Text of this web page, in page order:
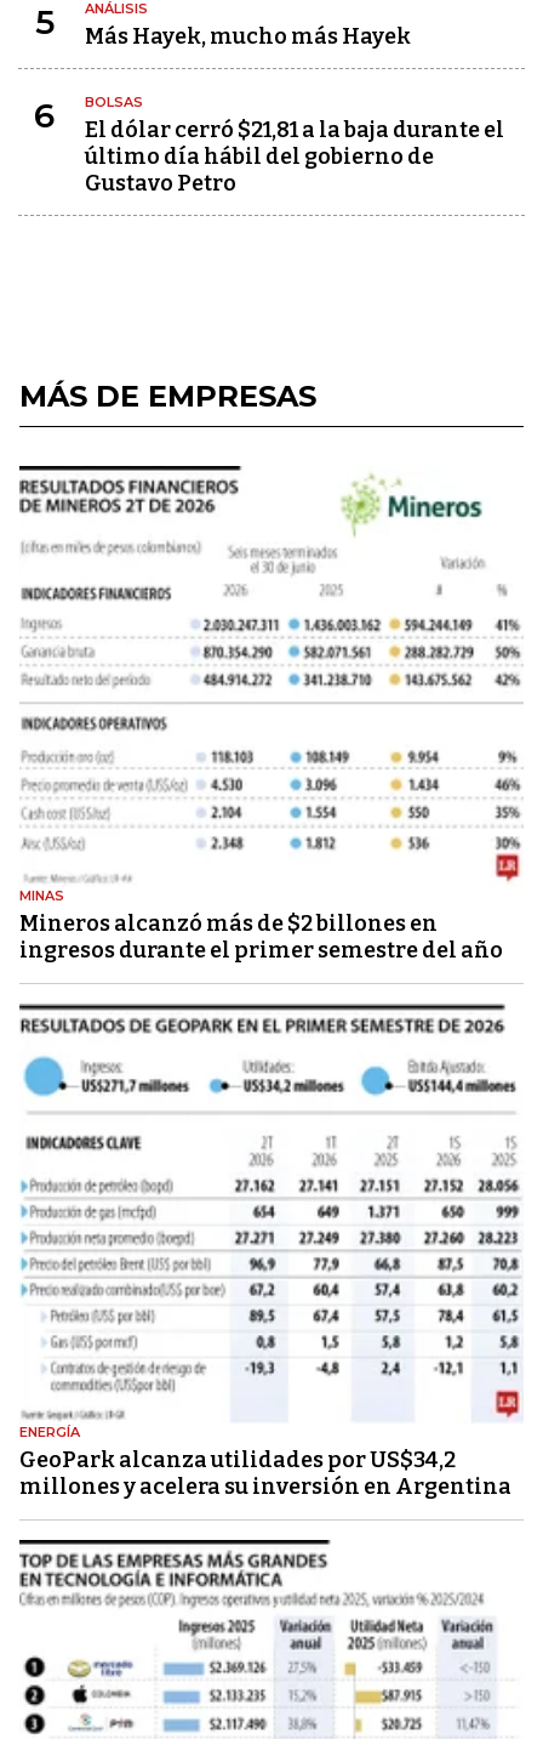
5 ANÁLISIS
Más Hayek, mucho más Hayek
6 BOLSAS
El dólar cerró $21,81 a la baja durante el
último día hábil del gobierno de
Gustavo Petro
MÁS DE EMPRESAS
MINAS
Mineros alcanzó más de $2 billones en
ingresos durante el primer semestre del año
ENERGÍA
GeoPark alcanza utilidades por US$34,2
millones y acelera su inversión en Argentina